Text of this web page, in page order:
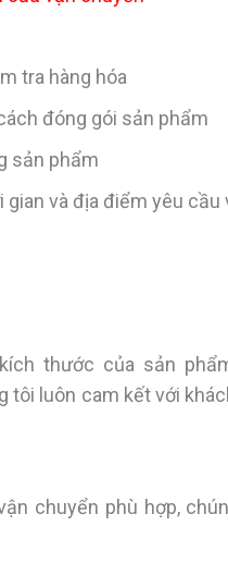
tra hàng hóa
đóng gói sản phẩm
sản phẩm
gian và địa điểm yêu cầu
thước của sản
tôi luôn cam kết với
chuyển phù hợp,